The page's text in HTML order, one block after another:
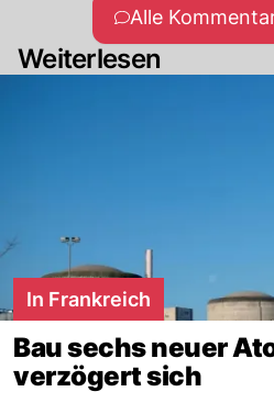
Alle
Weiterlesen
In Frankreich
Bau sechs neuer
verzögert sich